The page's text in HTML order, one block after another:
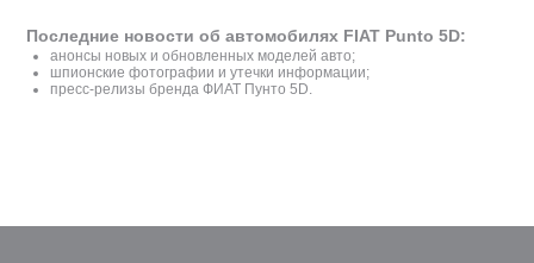
Последние новости об автомобилях FIAT Punto 5D:
анонсы новых и обновленных моделей авто;
шпионские фотографии и утечки информации;
пресс-релизы бренда ФИАТ Пунто 5D.